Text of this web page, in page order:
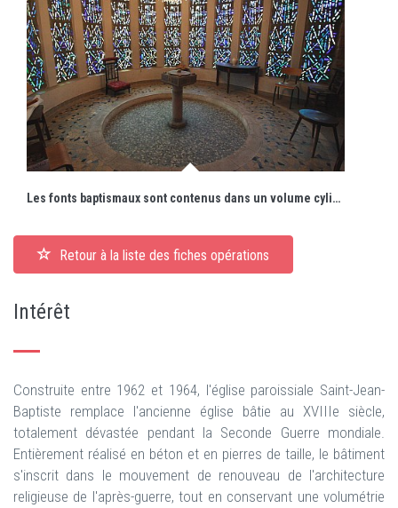
Les fonts baptismaux sont contenus dans un volume cylindrique, jouxtant l'entrée.
Retour à la liste des fiches opérations
Intérêt
Construite entre 1962 et 1964, l'église paroissiale Saint-Jean-
Baptiste remplace l'ancienne église bâtie au XVIIIe siècle,
totalement dévastée pendant la Seconde Guerre mondiale.
Entièrement réalisé en béton et en pierres de taille, le bâtiment
s'inscrit dans le mouvement de renouveau de l'architecture
religieuse de l'après-guerre, tout en conservant une volumétrie